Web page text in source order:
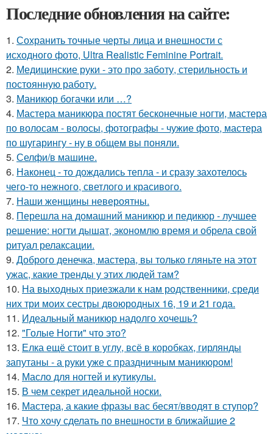
Последние обновления на сайте:
1. Сохранить точные черты лица и внешности с
исходного фото, Ultra Realistic Feminine Portrait.
2. Медицинские руки - это про заботу, стерильность и
постоянную работу.
3. Маникюр богачки или …?
4. Мастера маникюра постят бесконечные ногти, мастера
по волосам - волосы, фотографы - чужие фото, мастера
по шугарингу - ну в общем вы поняли.
5. Селфи/в машине.
6. Наконец - то дождались тепла - и сразу захотелось
чего-то нежного, светлого и красивого.
7. Наши женщины невероятны.
8. Перешла на домашний маникюр и педикюр - лучшее
решение: ногти дышат, экономлю время и обрела свой
ритуал релаксации.
9. Доброго денечка, мастера, вы только гляньте на этот
ужас, какие тренды у этих людей там?
10. На выходных приезжали к нам родственники, среди
них три моих сестры двоюродных 16, 19 и 21 года.
11. Идеальный маникюр надолго хочешь?
12. "Голые Ногти" что это?
13. Елка ещё стоит в углу, всё в коробках, гирлянды
запутаны - а руки уже с праздничным маникюром!
14. Масло для ногтей и кутикулы.
15. В чем секрет идеальной носки.
16. Мастера, а какие фразы вас бесят/вводят в ступор?
17. Что хочу сделать по внешности в ближайшие 2